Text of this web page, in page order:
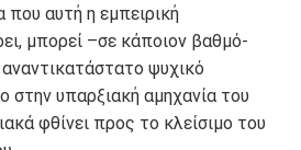
που αυτή η εμπειρική
μπορεί –σε κάποιον βαθμό-
ψυχικό
στην υπαρξιακή αμηχανία του
φθίνει προς το κλείσιμο του